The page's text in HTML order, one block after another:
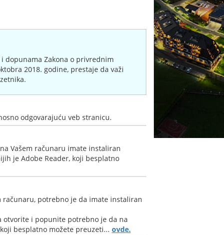
dopunama Zakona o privrednim
2018. godine, prestaje da važi
odgovarajuću veb stranicu.
Vašem računaru imate instaliran
je Adobe Reader, koji besplatno
računaru, potrebno je da imate instaliran
otvorite i popunite potrebno je da na
besplatno možete preuzeti... ovde.